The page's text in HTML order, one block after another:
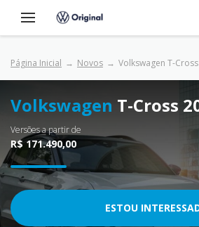
Página Inicial Novos Volkswagen T-
Volkswagen T-Cross
Versões a partir de
R$ 171.490,00
ESTOU